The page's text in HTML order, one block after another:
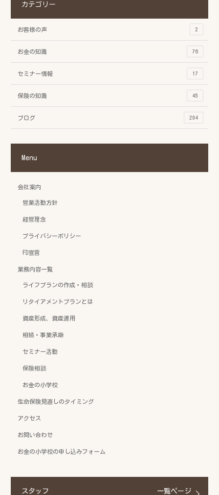
カテゴリー
お客様の声 2
お金の知識 76
セミナー情報 17
保険の知識 45
ブログ 204
Menu
会社案内
営業活動方針
経営理念
プライバシーポリシー
FD宣言
業務内容一覧
ライフプランの作成・相談
リタイアメントプランとは
資産形成、資産運用
相続・事業承継
セミナー活動
保険相談
お金の小学校
生命保険見直しのタイミング
アクセス
お問い合わせ
お金の小学校の申し込みフォーム
スタッフ 一覧ページ